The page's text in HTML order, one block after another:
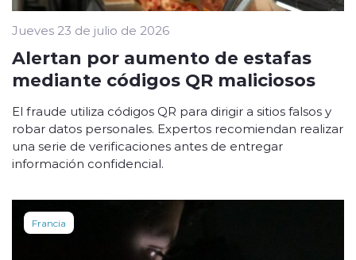
Jueves 23 de julio de 2026
Alertan por aumento de estafas
mediante códigos QR maliciosos
El fraude utiliza códigos QR para dirigir a sitios falsos y
robar datos personales. Expertos recomiendan realizar
una serie de verificaciones antes de entregar
información confidencial.
Francia